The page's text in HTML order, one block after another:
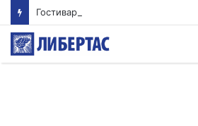
Гостиварци и натаму без пивка вода